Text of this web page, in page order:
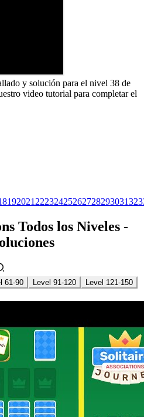
y solución para el nivel 38 de
video tutorial para completar el
192021 2223242526272829303132
Todos los Niveles -
61-90 Level 91-120
Level 121-150